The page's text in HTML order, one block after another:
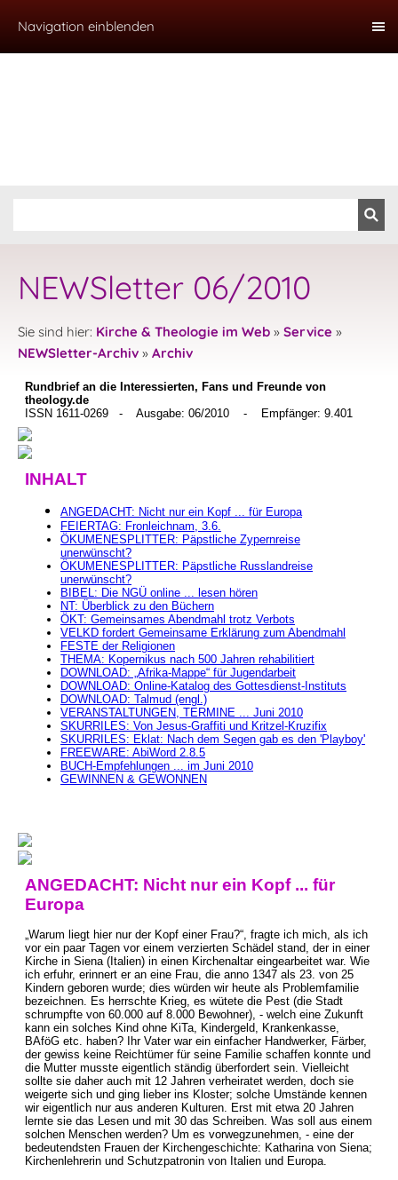
Navigation einblenden
NEWSletter 06/2010
Sie sind hier: Kirche & Theologie im Web » Service »
NEWSletter-Archiv » Archiv
Rundbrief an die Interessierten, Fans und Freunde von
theology.de
ISSN 1611-0269 - Ausgabe: 06/2010 - Empfänger: 9.401
INHALT
ANGEDACHT: Nicht nur ein Kopf ... für Europa
FEIERTAG: Fronleichnam, 3.6.
ÖKUMENESPLITTER: Päpstliche Zypernreise
unerwünscht?
ÖKUMENESPLITTER: Päpstliche Russlandreise
unerwünscht?
BIBEL: Die NGÜ online ... lesen hören
NT: Überblick zu den Büchern
ÖKT: Gemeinsames Abendmahl trotz Verbots
VELKD fordert Gemeinsame Erklärung zum Abendmahl
FESTE der Religionen
THEMA: Kopernikus nach 500 Jahren rehabilitiert
DOWNLOAD: „Afrika-Mappe“ für Jugendarbeit
DOWNLOAD: Online-Katalog des Gottesdienst-Instituts
DOWNLOAD: Talmud (engl.)
VERANSTALTUNGEN, TERMINE ... Juni 2010
SKURRILES: Von Jesus-Graffiti und Kritzel-Kruzifix
SKURRILES: Eklat: Nach dem Segen gab es den 'Playboy'
FREEWARE: AbiWord 2.8.5
BUCH-Empfehlungen ... im Juni 2010
GEWINNEN & GEWONNEN
ANGEDACHT: Nicht nur ein Kopf ... für
Europa
„Warum liegt hier nur der Kopf einer Frau?“, fragte ich mich, als ich
vor ein paar Tagen vor einem verzierten Schädel stand, der in einer
Kirche in Siena (Italien) in einen Kirchenaltar eingearbeitet war. Wie
ich erfuhr, erinnert er an eine Frau, die anno 1347 als 23. von 25
Kindern geboren wurde; dies würden wir heute als Problemfamilie
bezeichnen. Es herrschte Krieg, es wütete die Pest (die Stadt
schrumpfte von 60.000 auf 8.000 Bewohner), - welch eine Zukunft
kann ein solches Kind ohne KiTa, Kindergeld, Krankenkasse,
BAföG etc. haben? Ihr Vater war ein einfacher Handwerker, Färber,
der gewiss keine Reichtümer für seine Familie schaffen konnte und
die Mutter musste eigentlich ständig überfordert sein. Vielleicht
sollte sie daher auch mit 12 Jahren verheiratet werden, doch sie
weigerte sich und ging lieber ins Kloster; solche Umstände kennen
wir eigentlich nur aus anderen Kulturen. Erst mit etwa 20 Jahren
lernte sie das Lesen und mit 30 das Schreiben. Was soll aus einem
solchen Menschen werden? Um es vorwegzunehmen, - eine der
bedeutendsten Frauen der Kirchengeschichte: Katharina von Siena;
Kirchenlehrerin und Schutzpatronin von Italien und Europa.